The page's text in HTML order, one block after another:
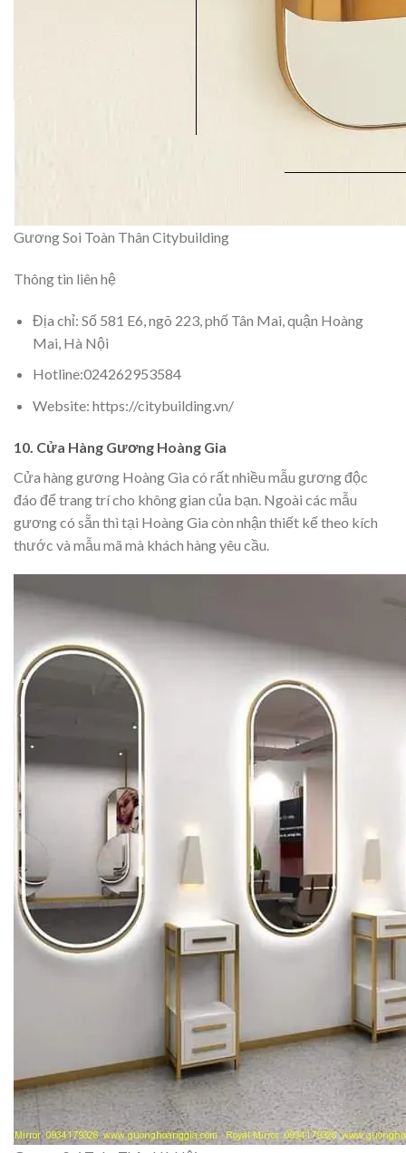
Gương Soi Toàn Thân Citybuilding
Thông tin liên hệ
Địa chỉ: Số 581 E6, ngõ 223, phố Tân Mai, quận Hoàng
Mai, Hà Nội
Hotline:024262953584
Website: https://citybuilding.vn/
10. Cửa Hàng Gương Hoàng Gia
Cửa hàng gương Hoàng Gia có rất nhiều mẫu gương độc
đáo để trang trí cho không gian của bạn. Ngoài các mẫu
gương có sẵn thì tại Hoàng Gia còn nhận thiết kế theo kích
thước và mẫu mã mà khách hàng yêu cầu.